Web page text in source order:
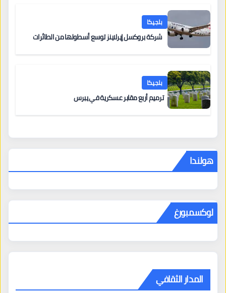
بلجيكا
شركة بروكسل إيرلاينز توسع أسطولها من الطائرات
بلجيكا
ترميم أربع مقابر عسكرية في يبرس
هولندا
لوكسمبورغ
المدار الثقافي